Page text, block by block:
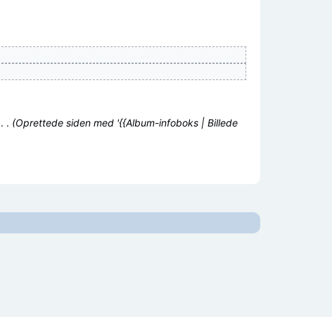
. . (Oprettede siden med '{{Album-infoboks | Billede